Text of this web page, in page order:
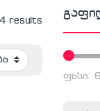
4 results
ფასი: